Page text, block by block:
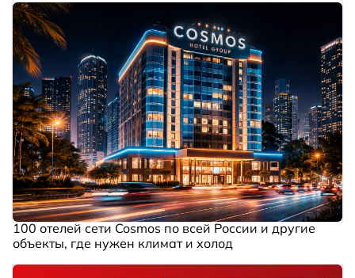
100 отелей сети Cosmos по всей России и другие
объекты, где нужен климат и холод